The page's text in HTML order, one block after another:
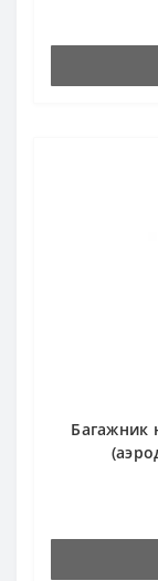
Багажник